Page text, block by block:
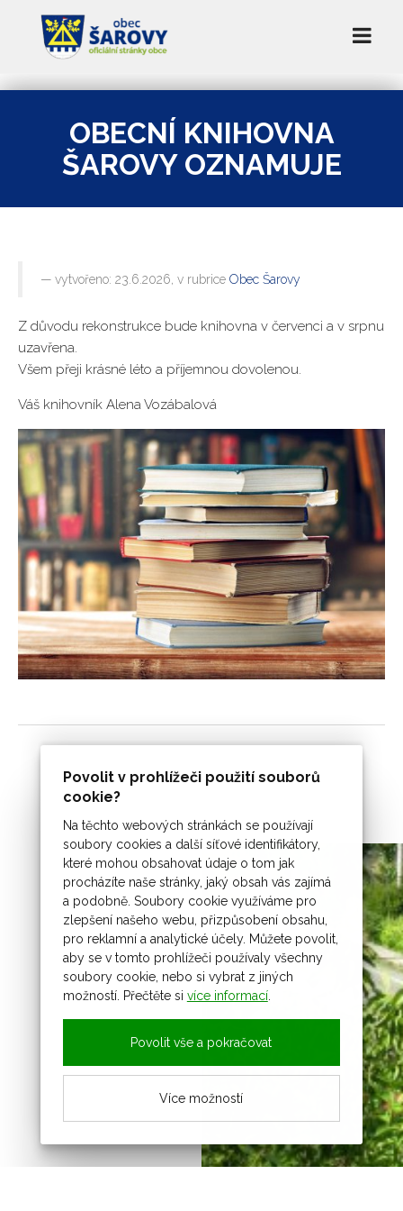
Povolit v prohlížeči použití souborů
cookie?
Na těchto webových stránkách se používají
soubory cookies a další síťové identifikátory,
které mohou obsahovat údaje o tom jak
procházíte naše stránky, jaký obsah vás zajímá
a podobně. Soubory cookie využíváme pro
zlepšení našeho webu, přizpůsobení obsahu,
pro reklamní a analytické účely. Můžete povolit,
aby se v tomto prohlížeči používaly všechny
soubory cookie, nebo si vybrat z jiných
možností. Přečtěte si více informací.
Povolit vše a pokračovat
Více možností
OBECNÍ KNIHOVNA
ŠAROVY OZNAMUJE
vytvořeno: 23.6.2026, v rubrice Obec Šarovy
Z důvodu rekonstrukce bude knihovna v červenci a v srpnu
uzavřena.
Všem přeji krásné léto a příjemnou dovolenou.
Váš knihovník Alena Vozábalová